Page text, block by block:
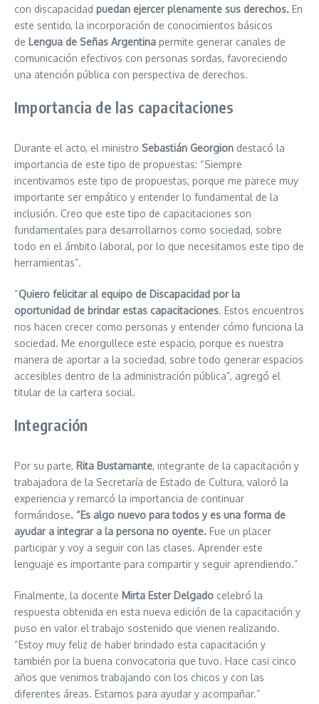
con discapacidad puedan ejercer plenamente sus derechos. En
este sentido, la incorporación de conocimientos básicos
de Lengua de Señas Argentina permite generar canales de
comunicación efectivos con personas sordas, favoreciendo
una atención pública con perspectiva de derechos.
Importancia de las capacitaciones
Durante el acto, el ministro Sebastián Georgion destacó la
importancia de este tipo de propuestas: “Siempre
incentivamos este tipo de propuestas, porque me parece muy
importante ser empático y entender lo fundamental de la
inclusión. Creo que este tipo de capacitaciones son
fundamentales para desarrollarnos como sociedad, sobre
todo en el ámbito laboral, por lo que necesitamos este tipo de
herramientas”.
“Quiero felicitar al equipo de Discapacidad por la
oportunidad de brindar estas capacitaciones. Estos encuentros
nos hacen crecer como personas y entender cómo funciona la
sociedad. Me enorgullece este espacio, porque es nuestra
manera de aportar a la sociedad, sobre todo generar espacios
accesibles dentro de la administración pública”, agregó el
titular de la cartera social.
Integración
Por su parte, Rita Bustamante, integrante de la capacitación y
trabajadora de la Secretaría de Estado de Cultura, valoró la
experiencia y remarcó la importancia de continuar
formándose. “Es algo nuevo para todos y es una forma de
ayudar a integrar a la persona no oyente. Fue un placer
participar y voy a seguir con las clases. Aprender este
lenguaje es importante para compartir y seguir aprendiendo.”
Finalmente, la docente Mirta Ester Delgado celebró la
respuesta obtenida en esta nueva edición de la capacitación y
puso en valor el trabajo sostenido que vienen realizando.
“Estoy muy feliz de haber brindado esta capacitación y
también por la buena convocatoria que tuvo. Hace casi cinco
años que venimos trabajando con los chicos y con las
diferentes áreas. Estamos para ayudar y acompañar.”